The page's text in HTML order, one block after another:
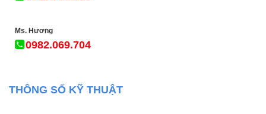
Ms. Hương
0982.069.704
THÔNG SỐ KỸ THUẬT